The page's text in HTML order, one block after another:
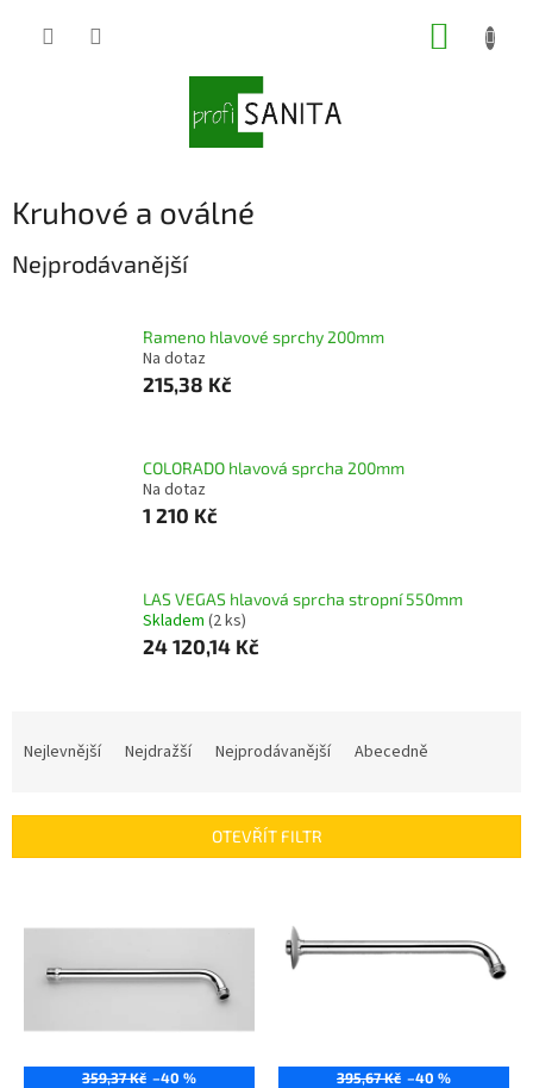
Kruhové a oválné
Nejprodávanější
Rameno hlavové sprchy 200mm
Na dotaz
215,38 Kč
COLORADO hlavová sprcha 200mm
Na dotaz
1 210 Kč
LAS VEGAS hlavová sprcha stropní 550mm
Skladem (2 ks)
24 120,14 Kč
í
Nejlevnější Nejdražší Nejprodávanější Abecedně
OTEVŘÍT FILTR
p
359,37 Kč –40 % 395,67 Kč –40 %